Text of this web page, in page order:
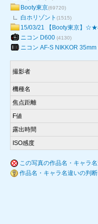
Booty東京(69720)
白ホリゾント (1515)
15/03/21 【Booty東京】☆★
ニコン D600 (4130)
ニコン AF-S NIKKOR 35mm
撮影者
機種名
焦点距離
F値
露出時間
ISO感度
この写真の作品名・キャラ
作品名・キャラ名違いの判